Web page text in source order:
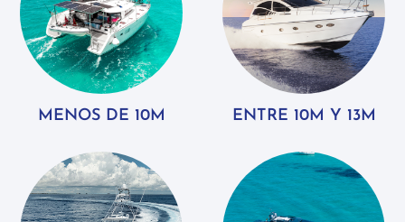
MENOS DE 10M ENTRE 10M Y 13M